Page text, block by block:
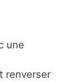
une
renverser